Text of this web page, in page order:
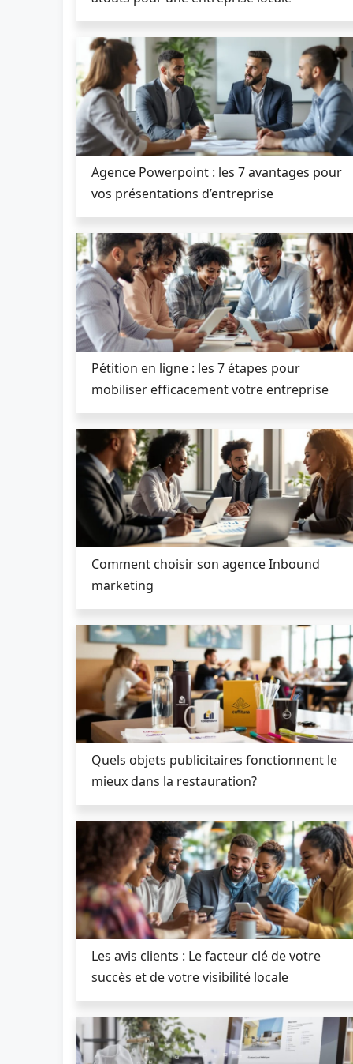
Agence Powerpoint : les 7 avantages pour
vos présentations d’entreprise
Pétition en ligne : les 7 étapes pour
mobiliser efficacement votre entreprise
Comment choisir son agence Inbound
marketing
Quels objets publicitaires fonctionnent le
mieux dans la restauration?
Les avis clients : Le facteur clé de votre
succès et de votre visibilité locale